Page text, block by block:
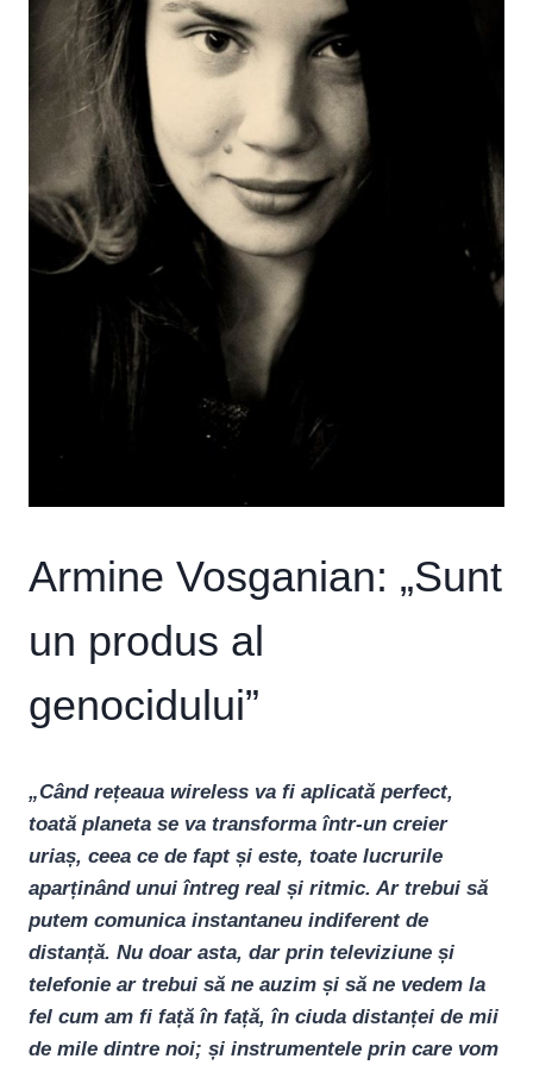
Armine Vosganian: „Sunt
un produs al
genocidului”
„Când rețeaua wireless va fi aplicată perfect,
toată planeta se va transforma într-un creier
uriaș, ceea ce de fapt și este, toate lucrurile
aparținând unui întreg real și ritmic. Ar trebui să
putem comunica instantaneu indiferent de
distanță. Nu doar asta, dar prin televiziune și
telefonie ar trebui să ne auzim și să ne vedem la
fel cum am fi față în față, în ciuda distanței de mii
de mile dintre noi; și instrumentele prin care vom